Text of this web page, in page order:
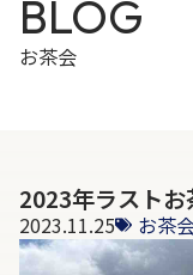
BLOG
お茶会
2023年ラスト
2023.11.25 お茶